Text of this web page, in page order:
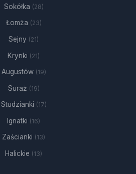
Sokółka (28)
Łomża (23)
Sejny (21)
Krynki (21)
Augustów (19)
Suraż (19)
Studzianki (17)
Ignatki (16)
Zaścianki (13)
Halickie (13)